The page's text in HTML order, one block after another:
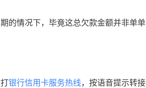
的情况下，毕竟这总欠款金额并非单单
银行信用卡服务热线，按语音提示转接